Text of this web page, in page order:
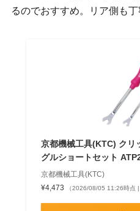
るのでおすすめ。リア側も丁
京都機械工具(KTC) クリ
グルショートセット
京都機械工具(KTC)
¥4,473
（2026/08/05 11:26時点 |